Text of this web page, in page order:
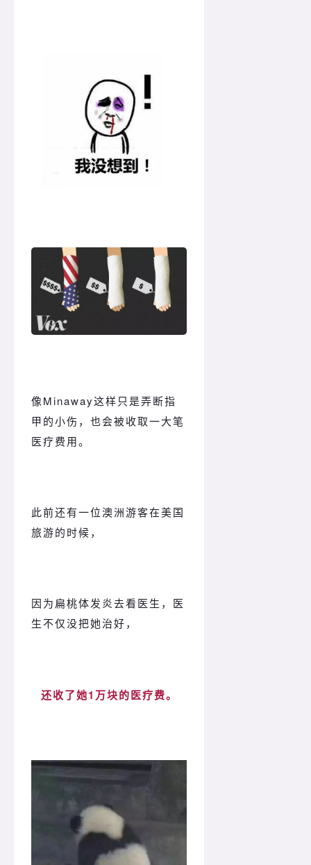
像Minaway这样只是弄断指
甲的小伤，也会被收取一大笔
医疗费用。
此前还有一位澳洲游客在美国
旅游的时候，
因为扁桃体发炎去看医生， 医
生不仅没把她治好，
还收了她1万块的医疗费。